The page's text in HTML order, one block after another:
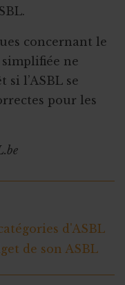
concernant le
ne
l’ASBL se
pour les
d'ASBL
de son ASBL